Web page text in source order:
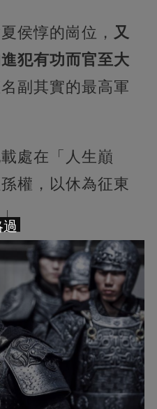
侯惇的崗位， 又
犯有功而官至大
副其實的最高軍
處在「人生巔
權，以休為征東
過